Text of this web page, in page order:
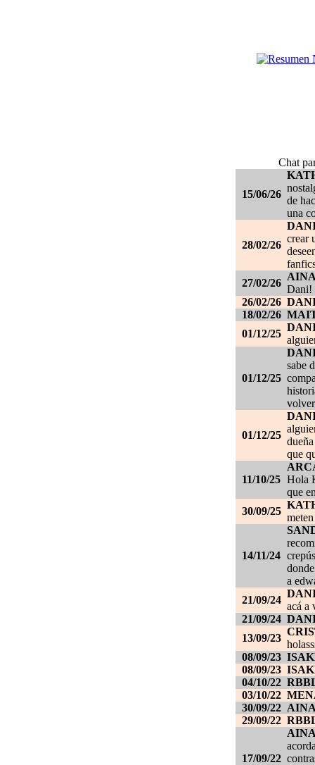
Chat
15/06/26
de
una
28/02/26
crear
27/02/26
Dani!
26/02/26
18/02/26
01/12/25
01/12/25
sabe
01/12/25
que
11/10/25 Hola
que
30/09/25
14/11/24
a
21/09/24
acá a
21/09/24
13/09/23
08/09/23
08/09/23
04/10/22
03/10/22
30/09/22
29/09/22
17/09/22